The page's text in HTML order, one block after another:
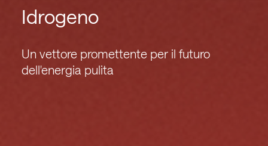
Idrogeno
Un vettore promettente per il futuro
dell'energia pulita